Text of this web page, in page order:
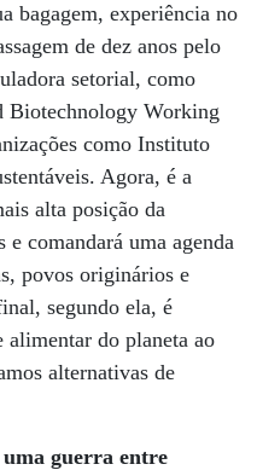
bagagem, experiência no
de dez anos pelo
setorial, como
Biotechnology Working
como Instituto
Agora, é a
alta posição da
e comandará uma agenda
povos originários e
segundo ela, é
alimentar do planeta ao
alternativas de
guerra entre